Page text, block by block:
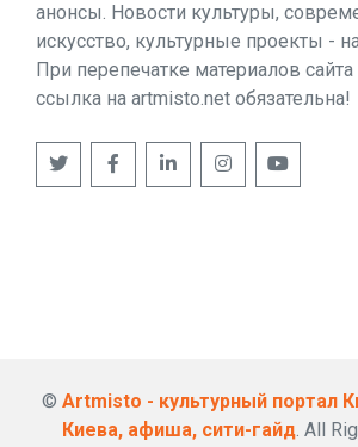
анонсы. Новости культуры,
искусство, культурные проекты -
При перепечатке материалов
ссылка на artmisto.net обязательна!
© Artmisto - культурный портал
Киева, афиша, сити-гайд. All